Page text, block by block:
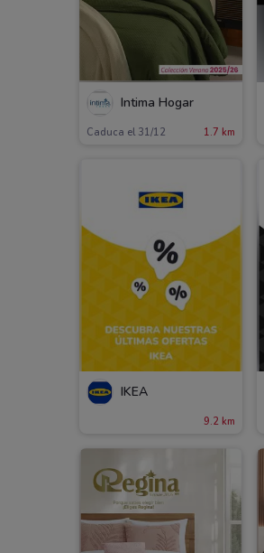
Íntima Hogar
Caduca el 31/12 1.7 km
IKEA
9.2 km